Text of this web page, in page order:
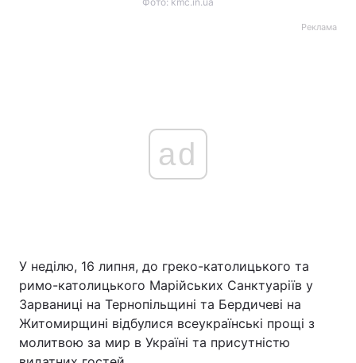
Головна
Реклама
ad
У неділю, 16 липня, до греко-католицького та
римо-католицького Марійських Санктуаріїв у
Зарваниці на Тернопільщині та Бердичеві на
Житомирщині відбулися всеукраїнські прощі з
молитвою за мир в Україні та присутністю